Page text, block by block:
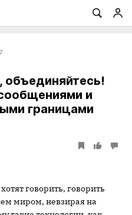
объединяйтесь!
и
границами
говорить, говорить
миром, невзирая на